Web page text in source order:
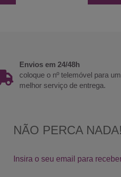
Envios em 24/48h
coloque o nº telemóvel para um
melhor serviço de entrega.